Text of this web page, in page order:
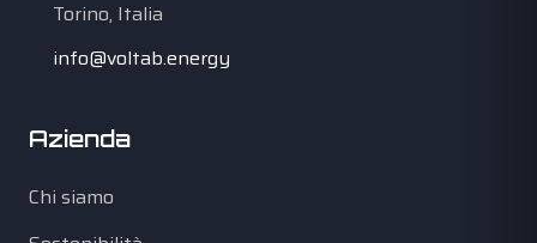
Torino, Italia
info@voltab.energy
Azienda
Chi siamo